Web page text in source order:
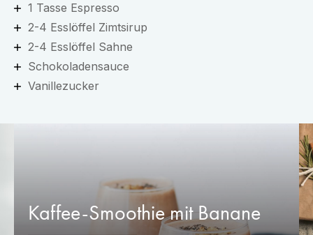
1 Tasse Espresso
2-4 Esslöffel Zimtsirup
2-4 Esslöffel Sahne
Schokoladensauce
Vanillezucker
Kaffee-Smoothie mit Banane